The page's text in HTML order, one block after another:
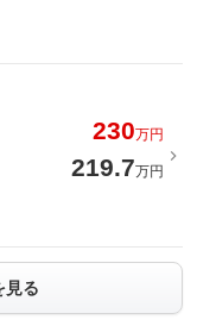
230万円
219.7万円
見る